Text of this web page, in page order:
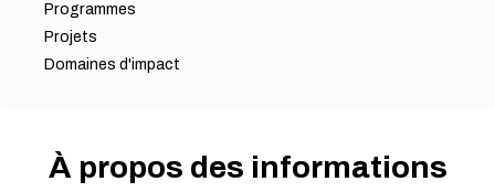
Programmes
Projets
Domaines d'impact
Devenir partenaire
Offres d'emploi
À propos des informations